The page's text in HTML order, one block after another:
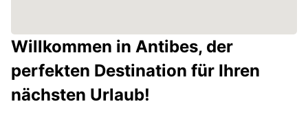
Willkommen in Antibes, der
perfekten Destination für Ihren
nächsten Urlaub!